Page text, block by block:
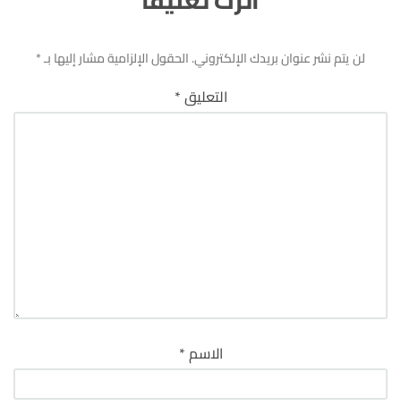
لن يتم نشر عنوان بريدك الإلكتروني.الحقول الإلزامية مشار إليها بـ*
التعليق*
الاسم*